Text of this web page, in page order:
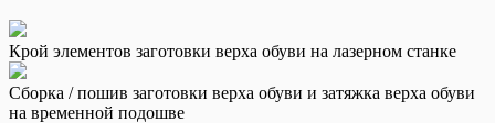
Крой элементов заготовки верха обуви на лазерном станке
Сборка / пошив заготовки верха обуви и затяжка верха обуви
на временной подошве